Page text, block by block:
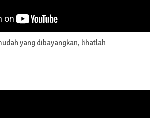
yang dibayangkan, lihatlah